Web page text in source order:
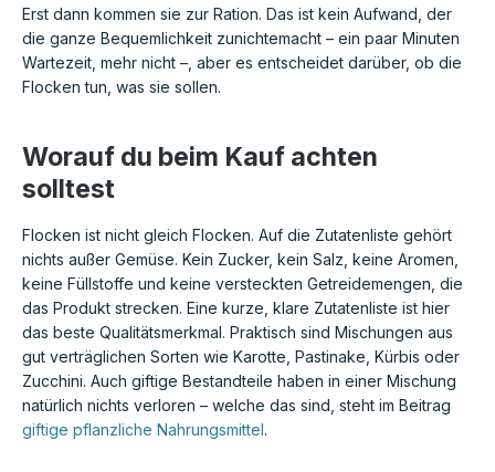
Erst dann kommen sie zur Ration. Das ist kein Aufwand, der
die ganze Bequemlichkeit zunichtemacht – ein paar Minuten
Wartezeit, mehr nicht –, aber es entscheidet darüber, ob die
Flocken tun, was sie sollen.
Worauf du beim Kauf achten
solltest
Flocken ist nicht gleich Flocken. Auf die Zutatenliste gehört
nichts außer Gemüse. Kein Zucker, kein Salz, keine Aromen,
keine Füllstoffe und keine versteckten Getreidemengen, die
das Produkt strecken. Eine kurze, klare Zutatenliste ist hier
das beste Qualitätsmerkmal. Praktisch sind Mischungen aus
gut verträglichen Sorten wie Karotte, Pastinake, Kürbis oder
Zucchini. Auch giftige Bestandteile haben in einer Mischung
natürlich nichts verloren – welche das sind, steht im Beitrag
giftige pflanzliche Nahrungsmittel.